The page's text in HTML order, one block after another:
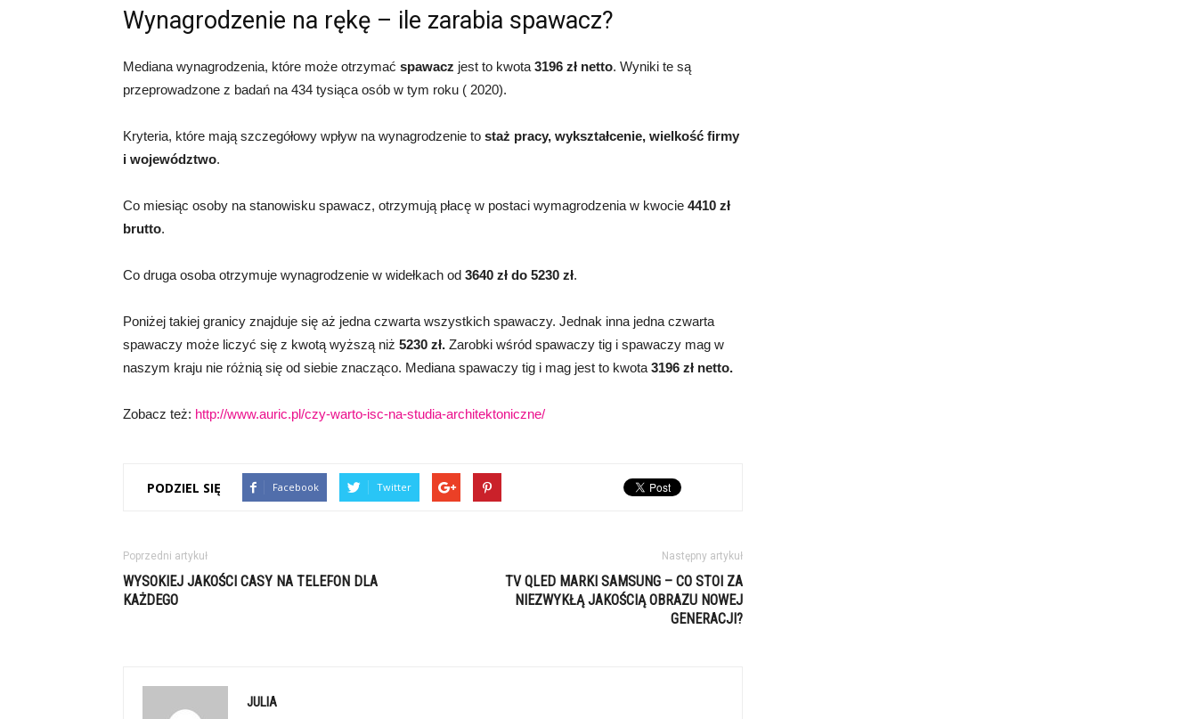
Wynagrodzenie na rękę – ile zarabia spawacz?
Mediana wynagrodzenia, które może otrzymać spawacz jest to kwota 3196 zł netto. Wyniki te są
przeprowadzone z badań na 434 tysiąca osób w tym roku ( 2020).
Kryteria, które mają szczegółowy wpływ na wynagrodzenie to staż pracy, wykształcenie, wielkość firmy
i województwo.
Co miesiąc osoby na stanowisku spawacz, otrzymują płacę w postaci wymagrodzenia w kwocie 4410 zł
brutto.
Co druga osoba otrzymuje wynagrodzenie w widełkach od 3640 zł do 5230 zł.
Poniżej takiej granicy znajduje się aż jedna czwarta wszystkich spawaczy. Jednak inna jedna czwarta
spawaczy może liczyć się z kwotą wyższą niż 5230 zł. Zarobki wśród spawaczy tig i spawaczy mag w
naszym kraju nie różnią się od siebie znacząco. Mediana spawaczy tig i mag jest to kwota 3196 zł netto.
Zobacz też: http://www.auric.pl/czy-warto-isc-na-studia-architektoniczne/
PODZIEL SIĘ Facebook Twitter
Poprzedni artykuł
WYSOKIEJ JAKOŚCI CASY NA TELEFON DLA
KAŻDEGO
Następny artykuł
TV QLED MARKI SAMSUNG – CO STOI ZA
NIEZWYKŁĄ JAKOŚCIĄ OBRAZU NOWEJ
GENERACJI?
JULIA